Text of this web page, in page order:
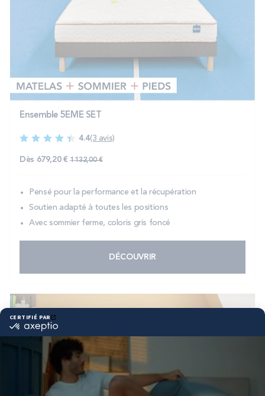
Ensemble 5EME SET
4.4(3 avis)
Dès 679,20 € Prix normal
1 132,00 €
Pensé pour la performance et la récupération
Soutien adapté à toutes les positions
Avec sommier ferme, coloris gris foncé
DÉCOUVRIR